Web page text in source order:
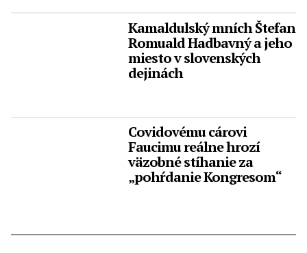
Kamaldulský mních Štefan
Romuald Hadbavný a jeho
miesto v slovenských
dejinách
Covidovému cárovi
Faucimu reálne hrozí
väzobné stíhanie za
„pohŕdanie Kongresom“